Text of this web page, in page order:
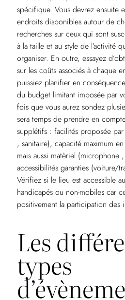
spécifique. Vous devrez ensuite
endroits disponibles autour de
recherches sur ceux qui sont
à la taille et au style de l’activité
organiser. En outre, essayez
sur les coûts associés à chaque
puissiez planifier en
du budget limitant imposée par
fois que vous aurez sondez
sera temps de prendre en
supplétifs : facilités proposée
, sanitaire), capacité maximum
mais aussi matèriel (microphone
accessibilités garanties (voiture/
Vérifiez si le lieu est accessible
handicapés ou non-mobiles car
positivement la participation des
Les
types